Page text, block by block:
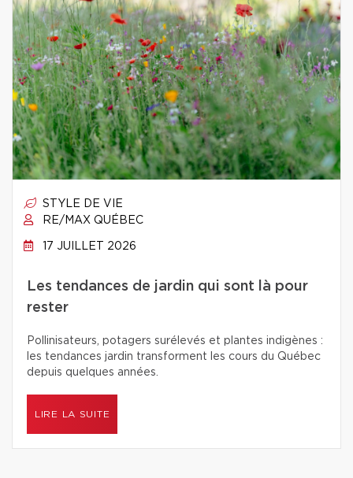
STYLE DE VIE
RE/MAX QUÉBEC
17 JUILLET 2026
Les tendances de jardin qui sont là pour
rester
Pollinisateurs, potagers surélevés et plantes indigènes :
les tendances jardin transforment les cours du Québec
depuis quelques années.
LIRE LA SUITE